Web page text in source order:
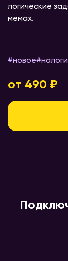
логические
мемах.
#новое#
от 490 ₽